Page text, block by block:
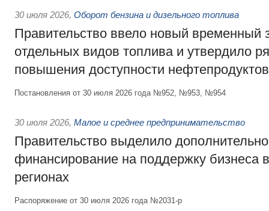
30 июля 2026, Оборот бензина и дизельного топлива
Правительство ввело новый временный
отдельных видов топлива и утвердило
повышения доступности нефтепродуктов
Постановления от 30 июля 2026 года №952, №953, №954
30 июля 2026, Малое и среднее предпринимательство
Правительство выделило
финансирование на поддержку бизнеса
регионах
Распоряжение от 30 июля 2026 года №2031-р